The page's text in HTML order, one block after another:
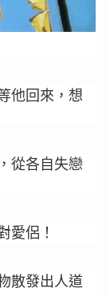
他回來，想
從各自失戀
愛侶 ！
散發出人道